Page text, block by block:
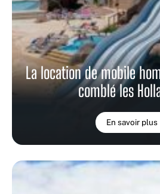
La location de mobile
comblé les
En savoir plus